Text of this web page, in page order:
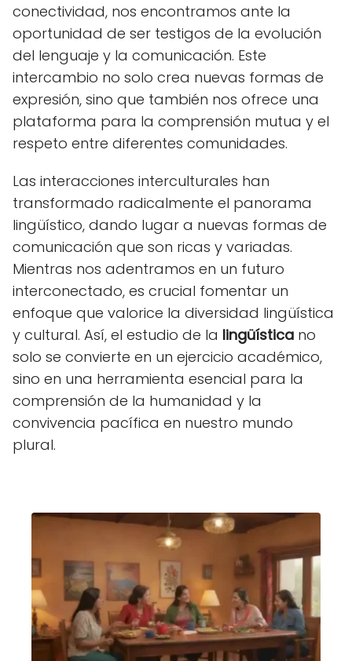
conectividad, nos encontramos ante la
oportunidad de ser testigos de la evolución
del lenguaje y la comunicación. Este
intercambio no solo crea nuevas formas de
expresión, sino que también nos ofrece una
plataforma para la comprensión mutua y el
respeto entre diferentes comunidades.
Las interacciones interculturales han
transformado radicalmente el panorama
lingüístico, dando lugar a nuevas formas de
comunicación que son ricas y variadas.
Mientras nos adentramos en un futuro
interconectado, es crucial fomentar un
enfoque que valorice la diversidad lingüística
y cultural. Así, el estudio de la lingüística no
solo se convierte en un ejercicio académico,
sino en una herramienta esencial para la
comprensión de la humanidad y la
convivencia pacífica en nuestro mundo
plural.